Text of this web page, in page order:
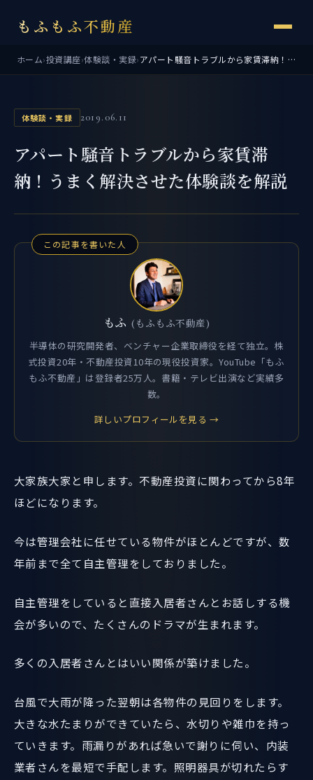
もふもふ不動産
ホーム›投資講座›体験談・実録› アパート騒音トラブルから家賃滞納！うまく解決させた体験談を解説
体験談・実録 2019.06.11
アパート騒音トラブルから家賃滞
納！うまく解決させた体験談を解説
この記事を書いた人
もふ (もふもふ不動産)
半導体の研究開発者、ベンチャー企業取締役を経て独立。株
式投資20年・不動産投資10年の現役投資家。YouTube「もふ
もふ不動産」は登録者25万人。書籍・テレビ出演など実績多
数。
詳しいプロフィールを見る →
大家族大家と申します。不動産投資に関わってから8年
ほどになります。
今は管理会社に任せている物件がほとんどですが、数
年前まで全て自主管理をしておりました。
自主管理をしていると直接入居者さんとお話しする機
会が多いので、たくさんのドラマが生まれます。
多くの入居者さんとはいい関係が築けました。
台風で大雨が降った翌朝は各物件の見回りをします。
大きな水たまりができていたら、水切りや雑巾を持っ
ていきます。雨漏りがあれば急いで謝りに伺い、内装
業者さんを最短で手配します。照明器具が切れたらす